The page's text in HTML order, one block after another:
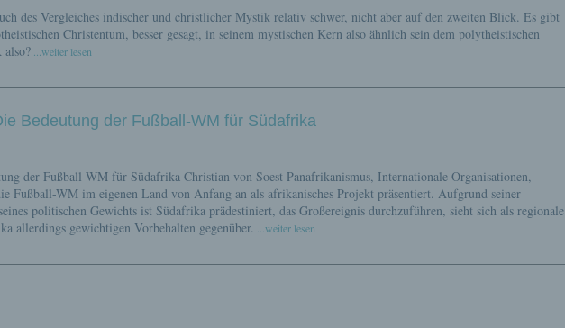
des Vergleiches indischer und christlicher Mystik relativ schwer, nicht aber auf den zweiten Blick. Es gibt
Christentum, besser gesagt, in seinem mystischen Kern also ähnlich sein dem polytheistischen
...weiter lesen
Bedeutung der Fußball-WM für Südafrika
der Fußball-WM für Südafrika Christian von Soest Panafrikanismus, Internationale Organisationen,
Fußball-WM im eigenen Land von Anfang an als afrikanisches Projekt präsentiert. Aufgrund seiner
politischen Gewichts ist Südafrika prädestiniert, das Großereignis durchzuführen, sieht sich als regionale
allerdings gewichtigen Vorbehalten gegenüber. ...weiter lesen